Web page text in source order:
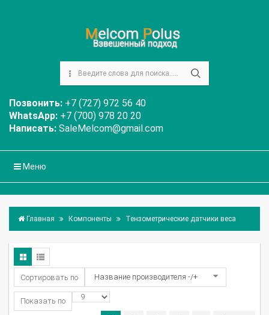
Позвонить: +7 (727) 972 56 40
WhatsApp: +7 (700) 978 20 20
Написать: SaleMelcom@gmail.com
Меню
Главная Компоненты Тензометрические датчики веса
Сортировать по Название производителя -/+
Показать по